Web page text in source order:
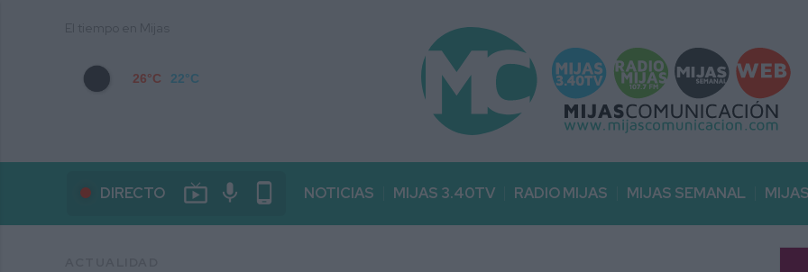
26°C 22°C
DIRECTO live_tv mic phone_android NOTICIAS MIJAS 3.40TV RADIO MIJAS MIJAS SEMANAL